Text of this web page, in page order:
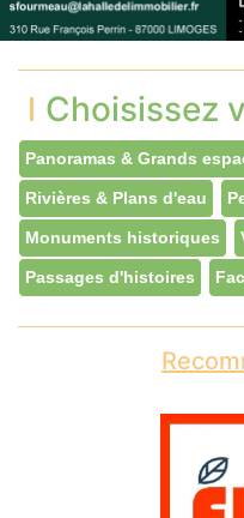
Choisissez
Panoramas & Grands
Rivières & Plans d'eau
Monuments historiques
Passages d'histoires